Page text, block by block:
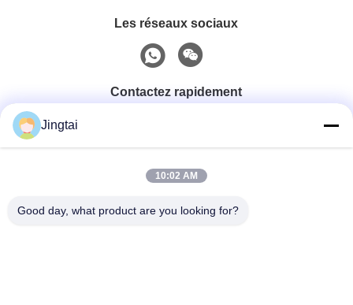
Les réseaux sociaux
Contactez rapidement
0086-755-27491128
E-Mail
Jingtai
10:02 AM
Good day, what product are you looking for?